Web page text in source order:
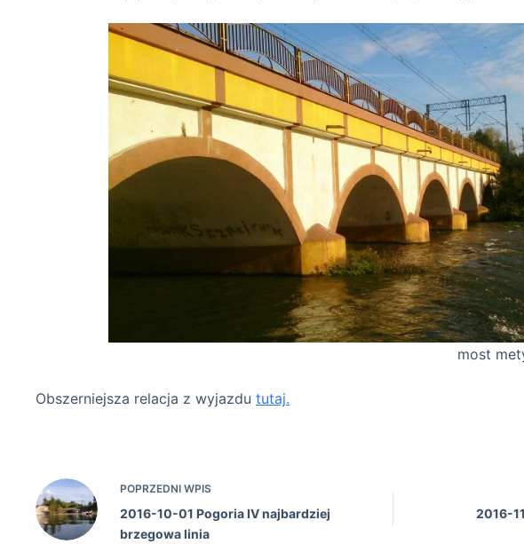
most
Obszerniejsza relacja z wyjazdu tutaj.
POPRZEDNI WPIS
2016-10-01 Pogoria IV najbardziej
brzegowa linia
2016-